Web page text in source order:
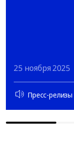
25 ноября 2025
Пресс-релизы